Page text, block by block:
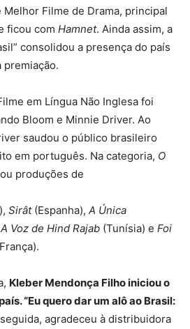
Filme de Drama, principal
ficou com Hamnet. Ainda assim, a
consolidou a presença do país
premiação.
em Língua Não Inglesa foi
Bloom e Minnie Driver. Ao
saudou o público brasileiro
em português. Na categoria, O
produções de
Sirât(Espanha), A Única
A Voz de Hind Rajab (Tunísia) e Foi
Kleber Mendonça Filho iniciou o
“Eu quero dar um alô ao Brasil:
agradeceu à distribuidora